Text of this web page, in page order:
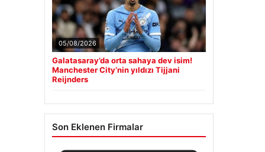
05/08/2026
Galatasaray’da orta sahaya dev isim!
Manchester City’nin yıldızı Tijjani
Reijnders
Son Eklenen Firmalar